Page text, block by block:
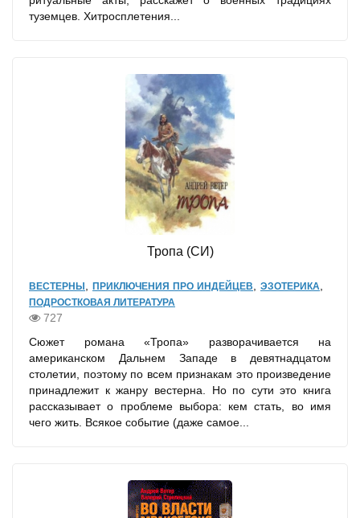
туземцев. Хитросплетения...
Тропа (СИ)
ВЕСТЕРНЫ ПРИКЛЮЧЕНИЯ ПРО ИНДЕЙЦЕВ ЭЗОТЕРИКА
ПОДРОСТКОВАЯ ЛИТЕРАТУРА
727
Сюжет романа «Тропа» разворачивается на
американском Дальнем Западе в девятнадцатом
столетии, поэтому по всем признакам это произведение
принадлежит к жанру вестерна. Но по сути это книга
рассказывает о проблеме выбора: кем стать, во имя
чего жить. Всякое событие (даже самое...